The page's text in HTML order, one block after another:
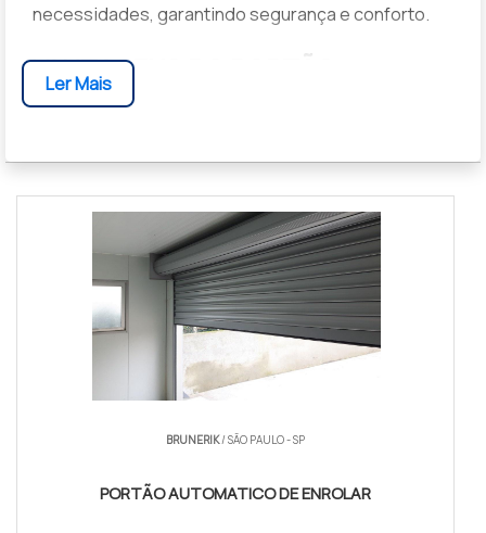
necessidades, garantindo segurança e conforto.
VANTAGENS DO PORTÃO
AUTOMÁTICO
comodidade no acessoevalorização do imóvel. Com
o controle remoto, a abertura e fechamento são
rápidos e seguros, evitando a exposição
desnecessária ao perigo.
TIPOS DE PORTÕES AUTOMÁTICOS
Portões Deslizantes:
Portões Basculantes:Mais comuns em
Ler Mais
BRUNERIK/ SÃO PAULO - SP
PORTÃO AUTOMATICO DE ENROLAR